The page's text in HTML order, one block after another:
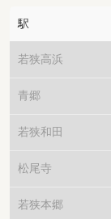
駅
若狭高浜
青郷
若狭和田
松尾寺
若狭本郷